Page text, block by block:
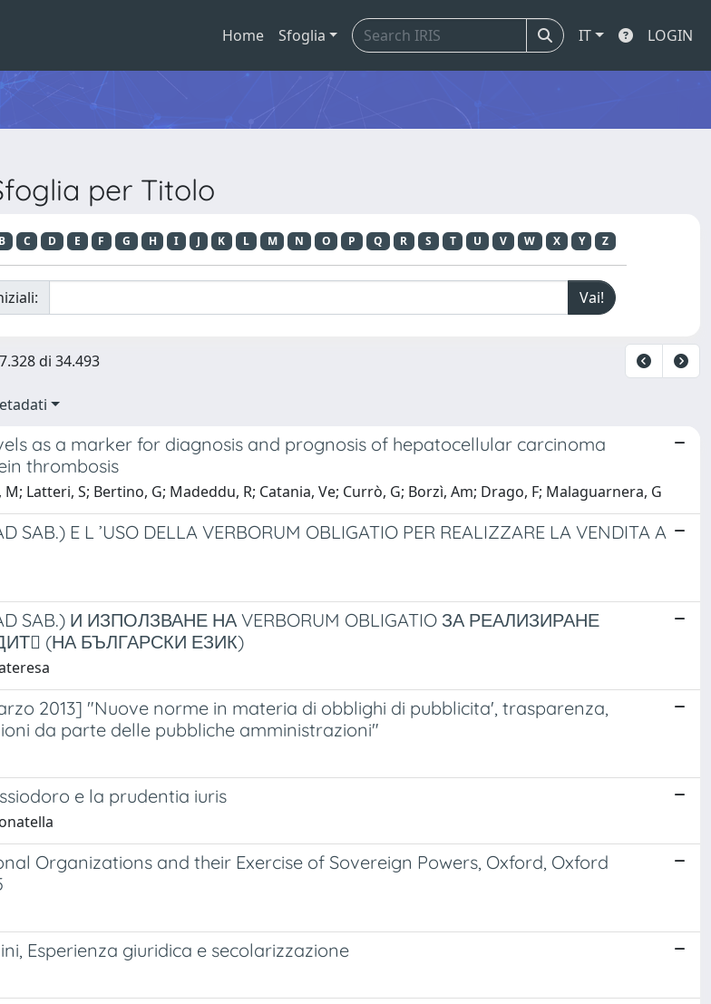
Home Sfoglia IT LOGIN
per Titolo
B C D E F G H I J K L M N O P Q R S T U V W X Y Z
di 34.493
as a marker for diagnosis and prognosis of hepatocellular carcinoma
thrombosis
Latteri, S; Bertino, G; Madeddu, R; Catania, Ve; Currò, G; Borzì, Am; Drago, F; Malaguarnera, G
SAB.) E L ’USO DELLA VERBORUM OBLIGATIO PER REALIZZARE LA VENDITA A
AD SAB.) И ИЗПОЛЗВАНЕ НА VERBORUM OBLIGATIO ЗА РЕАЛИЗИРАНЕ
(НА БЪЛГАРСКИ ЕЗИК)
2013] "Nuove norme in materia di obblighi di pubblicita', trasparenza,
da parte delle pubbliche amministrazioni"
e la prudentia iuris
Organizations and their Exercise of Sovereign Powers, Oxford, Oxford
Esperienza giuridica e secolarizzazione